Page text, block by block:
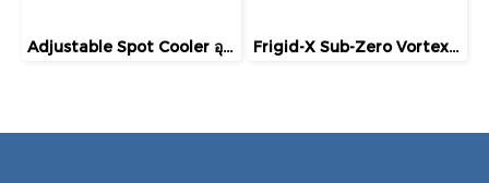
Adjustable Spot Cooler อุปกรณ์ทำลมเย็น โดยใช้ลมอัด แบบปรับได้ Frigid-X Sub-Zero Vortex Tool Cooling Mist System อุปกรณ์ทำความเย็นน้ำหล่อเย็น แบบสเปรย์ งานกลึง เครื่อง CNC